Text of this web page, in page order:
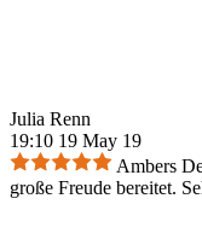
Julia Renn
19:10 19 May 19
Ambers
große Freude bereitet.